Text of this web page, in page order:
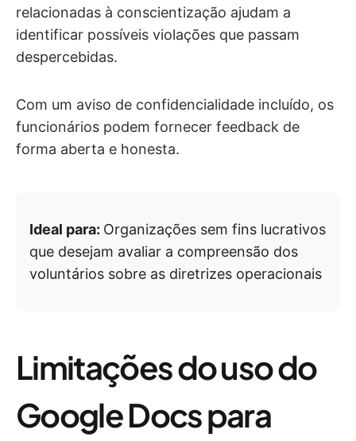
relacionadas à conscientização ajudam a
identificar possíveis violações que passam
despercebidas.
Com um aviso de confidencialidade incluído, os
funcionários podem fornecer feedback de
forma aberta e honesta.
Ideal para: Organizações sem fins lucrativos
que desejam avaliar a compreensão dos
voluntários sobre as diretrizes operacionais
Limitações do uso do
Google Docs para